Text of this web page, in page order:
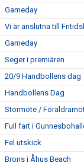
Gameday
Vi är anslutna till
Gameday
Seger i premiären
20/9 Handbollens dag
Handbollens Dag
Stormöte /
Full fart i
Fel utskick
Brons i Åhus Beach